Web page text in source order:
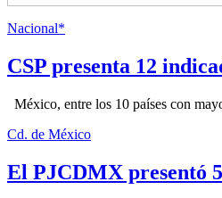
Nacional*
CSP presenta 12
México, entre los 10 países con
Cd. de México
El PJCDMX presentó